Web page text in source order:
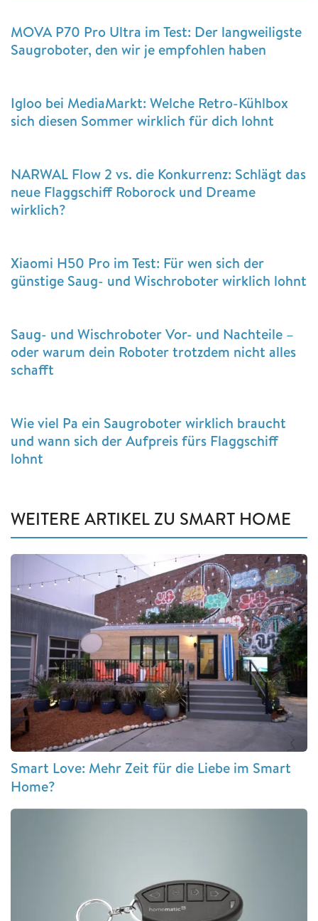
MOVA P70 Pro Ultra im Test: Der langweiligste
Saugroboter, den wir je empfohlen haben
Igloo bei MediaMarkt: Welche Retro-Kühlbox
sich diesen Sommer wirklich für dich lohnt
NARWAL Flow 2 vs. die Konkurrenz: Schlägt das
neue Flaggschiff Roborock und Dreame
wirklich?
Xiaomi H50 Pro im Test: Für wen sich der
günstige Saug- und Wischroboter wirklich lohnt
Saug- und Wischroboter Vor- und Nachteile –
oder warum dein Roboter trotzdem nicht alles
schafft
Wie viel Pa ein Saugroboter wirklich braucht
und wann sich der Aufpreis fürs Flaggschiff
lohnt
WEITERE ARTIKEL ZU SMART HOME
Smart Love: Mehr Zeit für die Liebe im Smart
Home?